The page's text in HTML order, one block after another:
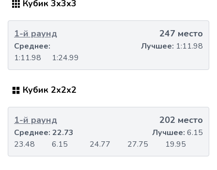
Кубик 3x3x3
1-й раунд 247 место
1:11.98 1:24.99
Среднее: Лучшее: 1:11.98
Кубик 2x2x2
1-й раунд 202 место
23.48 6.15 24.77 27.75 19.95
Среднее: 22.73 Лучшее: 6.15